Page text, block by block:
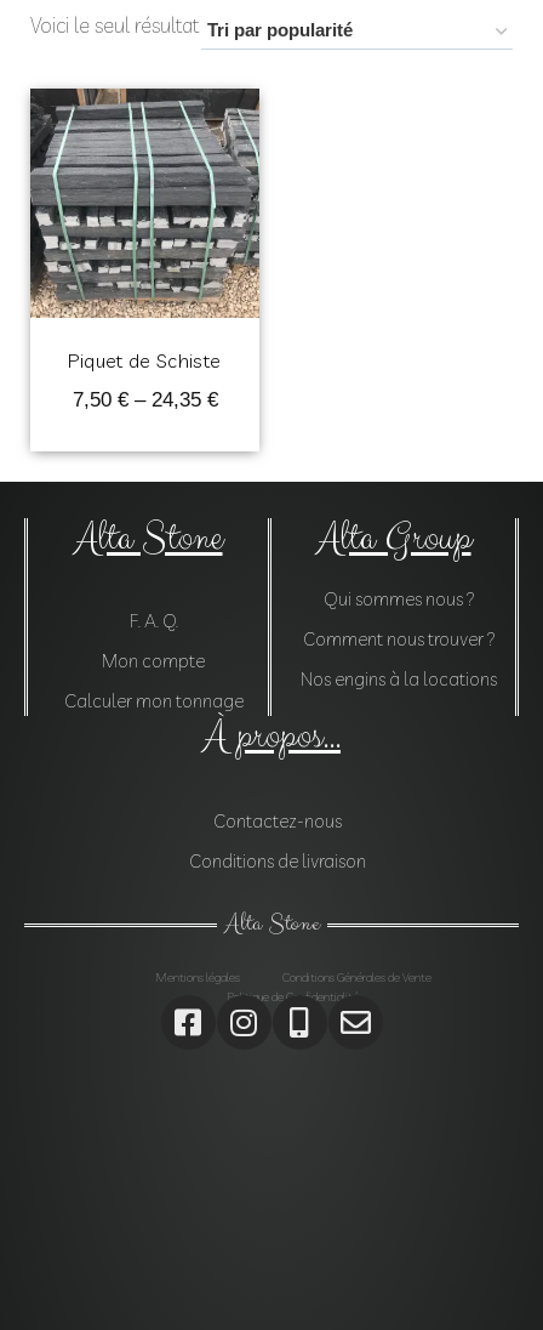
Voici le seul résultat
Piquet de Schiste
7,50 €– 24,35 €
Alta Stone
F. A. Q.
Mon compte
Calculer mon tonnage
Alta Group
Qui sommes nous ?
Comment nous trouver ?
Nos engins à la locations
À propos...
Contactez-nous
Conditions de livraison
Alta Stone
Mentions légales
Conditions Générales de Vente
Politique de Confidentialité